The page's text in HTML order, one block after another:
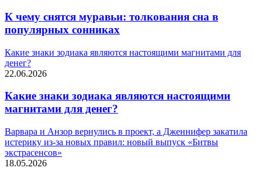
К чему снятся муравьи: толкования сна в
популярных сонниках
Какие знаки зодиака являются настоящими магнитами для
денег?
22.06.2026
Какие знаки зодиака являются настоящими
магнитами для денег?
Варвара и Анзор вернулись в проект, а Дженнифер закатила
истерику из-за новых правил: новый выпуск «Битвы
экстрасенсов»
18.05.2026